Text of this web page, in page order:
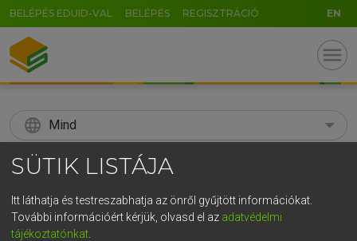
BELÉPÉS EDUID-VAL BELÉPÉS REGISZTRÁCIÓ EN
menu
language Mind
search
KERESÉS
SÜTIK LISTÁJA
Itt láthatja és testreszabhatja az önről gyűjtött információkat.
További információért kérjük, olvasd el az adatvédelmi
tájékoztatónkat
5 6 7 8 9 ö ü ó